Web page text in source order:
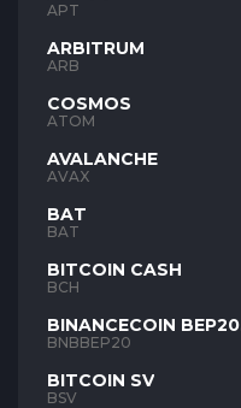
APT
ARBITRUM
ARB
COSMOS
ATOM
AVALANCHE
AVAX
BAT
BAT
BITCOIN CASH
BCH
BINANCECOIN BEP20
BNB
BNBBEP20
BITCOIN SV
BSV